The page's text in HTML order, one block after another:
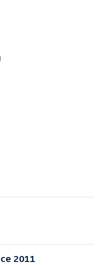
2011